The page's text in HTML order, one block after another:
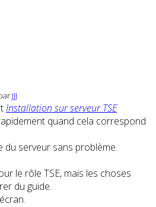
JJJ
Installation sur serveur TSE
quand cela correspond
du serveur sans problème.
le rôle TSE, mais les choses
du guide.